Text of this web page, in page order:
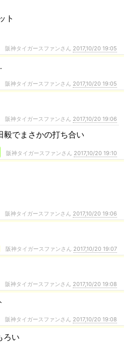
ト
阪神タイガースファンさん 2017,10/20 19:05
阪神タイガースファンさん 2017,10/20 19:05
阪神タイガースファンさん 2017,10/20 19:06
毅でまさかの打ち合い
阪神タイガースファンさん 2017,10/20 19:10
阪神タイガースファンさん 2017,10/20 19:06
阪神タイガースファンさん 2017,10/20 19:07
阪神タイガースファンさん 2017,10/20 19:08
阪神タイガースファンさん 2017,10/20 19:08
ろい